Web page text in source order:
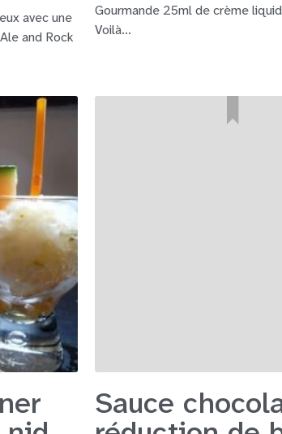
avec une
and Rock
Gourmande 25ml de crème
Voilà...
Sauce